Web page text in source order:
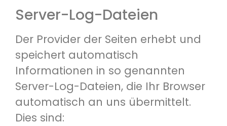
Server-Log-Dateien
Der Provider der Seiten erhebt und
speichert automatisch
Informationen in so genannten
Server-Log-Dateien, die Ihr Browser
automatisch an uns übermittelt.
Dies sind: